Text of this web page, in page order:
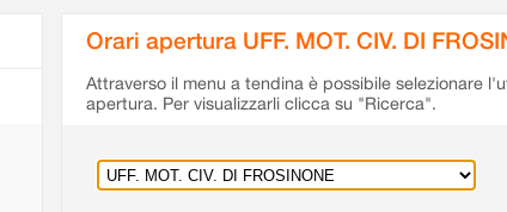
Orari apertura UFF. MOT. CIV. DI
Attraverso il menu a tendina è possibile selezionare
apertura. Per visualizzarli clicca su "Ricerca".